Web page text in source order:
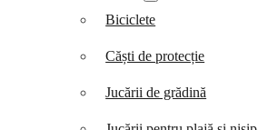
Biciclete
Căști de protecție
Jucării de grădină